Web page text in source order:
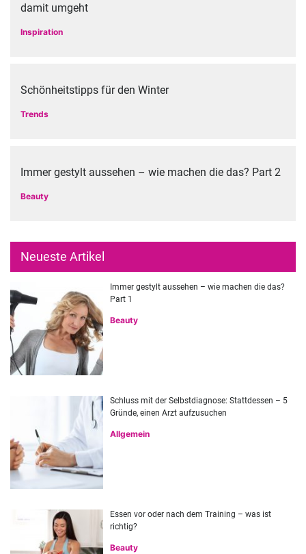
damit umgeht
Inspiration
Schönheitstipps für den Winter
Trends
Immer gestylt aussehen – wie machen die das? Part 2
Beauty
Neueste Artikel
Immer gestylt aussehen – wie machen die das?
Part 1
Beauty
Schluss mit der Selbstdiagnose: Stattdessen – 5
Gründe, einen Arzt aufzusuchen
Allgemein
Essen vor oder nach dem Training – was ist
richtig?
Beauty